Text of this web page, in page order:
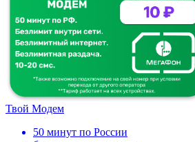
Твой Модем
50 минут по России